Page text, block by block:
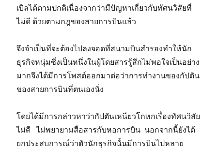
เบิลได้ตามปกติเนื่องจากว่ามีปัญหาเกี่ยวกับทัศนวิสัยที่
ไม่ดี ด้วยตามกฎของสายการบินแล้ว
จึงจำเป็นที่จะต้องไปลงจอดที่สนามบินสำรองทำให้นัก
ธุรกิจหนุ่มซึ่งเป็นหนึ่งในผู้โดยสารรู้สึกไม่พอใจเป็นอย่าง
มากจึงได้มีการโพสต์ออกมาต่อว่าการทำงานของกัปตัน
ของสายการบินที่ตนเองนั่ง
โดยได้มีการกล่าวหาว่ากัปตันเหนียวโกหกเรื่องทัศนวิสัย
ไม่ดี ไม่พยายามสื่อสารกับหอการบิน นอกจากนี้ยังได้
ยกประสบการณ์ว่าตัวนักธุรกิจนั้นมีการบินไปหลาย